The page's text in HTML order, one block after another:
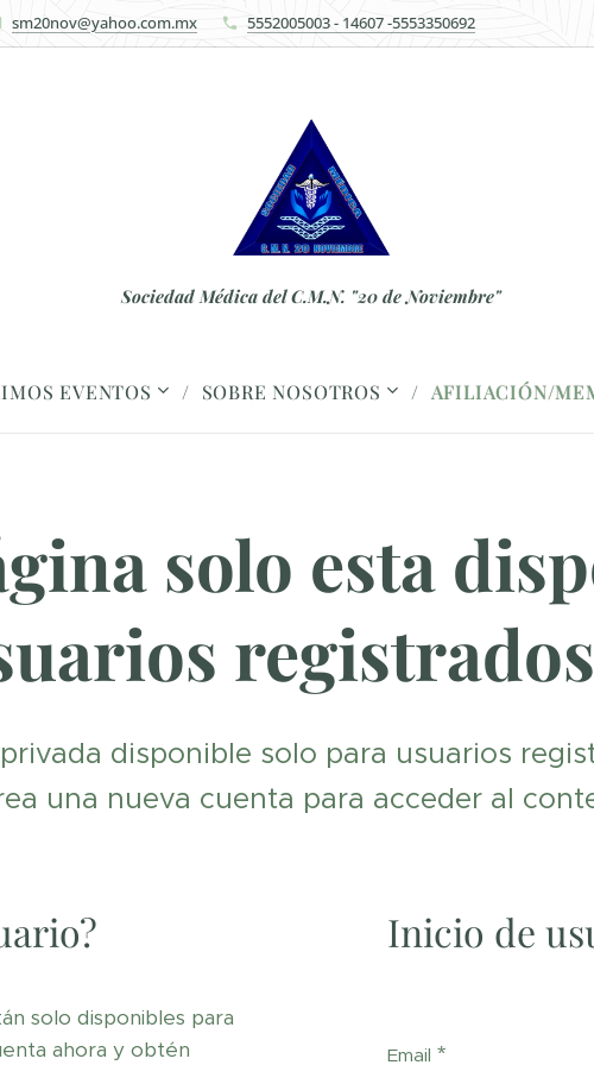
sm20nov@yahoo.com.mx 5552005003 - 14607 -5553350692
Sociedad Médica del C.M.N. "20 de Noviembre"
EVENTOS SOBRE NOSOTROS AFILIACIÓN/
solo esta
registrados
disponible solo para usuarios
una nueva cuenta para acceder al
solo disponibles para
ahora y obtén
Inicio de
Email